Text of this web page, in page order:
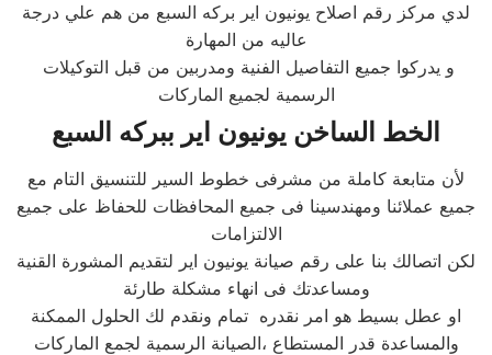
لدي مركز رقم اصلاح يونيون اير بركه السبع من هم علي درجة
عاليه من المهارة
الرسمية لجميع الماركات
الخط الساخن يونيون اير ببركه السبع
لأن متابعة كاملة من مشرفى خطوط السير للتنسيق التام مع
جميع عملائنا ومهندسينا فى جميع المحافظات للحفاظ على جميع
الالتزامات
لكن اتصالك بنا على رقم صيانة يونيون اير لتقديم المشورة القنية
ومساعدتك فى انهاء مشكلة طارئة
او عطل بسيط هو امر نقدره تمام ونقدم لك الحلول الممكنة
والمساعدة قدر المستطاع ،الصيانة الرسمية لجمع الماركات